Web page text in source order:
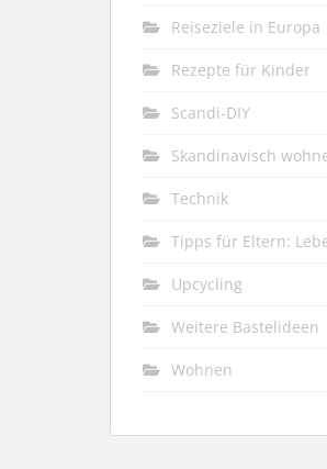
Reiseziele in Europa
Rezepte für Kinder
Scandi-DIY
Skandinavisch
Technik
Tipps für Eltern:
Upcycling
Weitere Bastelideen
Wohnen